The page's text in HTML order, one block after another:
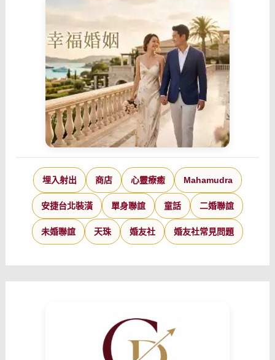
埋入射出 商店 心靈療癒 Mahamudra
安捷台北裝潢 單身聯誼 童話 二婚聯誼
未婚聯誼 天珠 婚友社 婚友社常見問題